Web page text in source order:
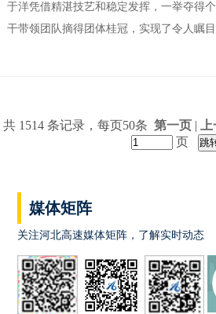
于洋凭借精湛技艺和稳定发挥，一举夺得
干带领团队摘得团体桂冠，实现了令人瞩目
共 1514 条记录，每页50条 第一页|
页
媒体矩阵
关注河北高速媒体矩阵，了解实时动态